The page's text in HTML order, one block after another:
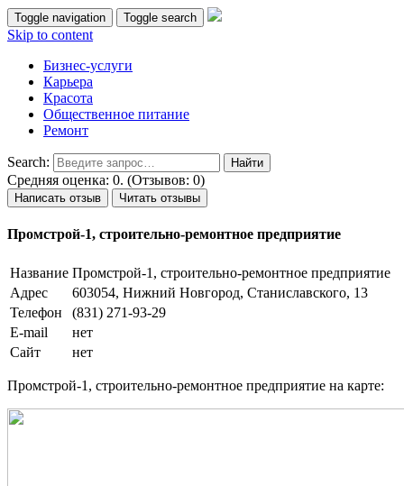
Toggle navigation Toggle search
Skip to content
Бизнес-услуги
Карьера
Красота
Общественное питание
Ремонт
Search:
Средняя оценка: 0. (Отзывов: 0)
Написать отзыв Читать отзывы
Промстрой-1, строительно-ремонтное предприятие
Название Промстрой-1, строительно-ремонтное предприятие
Адрес
603054, Нижний Новгород, Станиславского, 13
Телефон
(831) 271-93-29
E-mail
нет
Сайт
нет
Промстрой-1, строительно-ремонтное предприятие на карте: